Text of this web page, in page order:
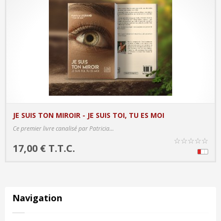
JE SUIS TON MIROIR - JE SUIS TOI, TU ES MOI
Ce premier livre canalisé par Patricia...
17,00 € T.T.C.
☆☆☆☆☆
Navigation